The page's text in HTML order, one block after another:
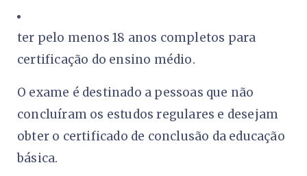
ter pelo menos 18 anos completos para
certificação do ensino médio.
O exame é destinado a pessoas que não
concluíram os estudos regulares e desejam
obter o certificado de conclusão da educação
básica.